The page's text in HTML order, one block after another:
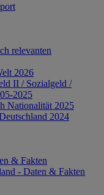
relevanten
2026
II / Sozialgeld /
2025
Nationalität 2025
2024
& Fakten
- Daten & Fakten